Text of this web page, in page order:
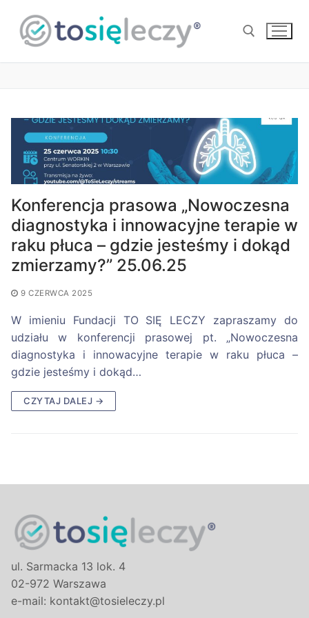
treści
Konferencja prasowa „Nowoczesna
diagnostyka i innowacyjne terapie w
raku płuca – gdzie jesteśmy i dokąd
zmierzamy?” 25.06.25
9 CZERWCA 2025
W imieniu Fundacji TO SIĘ LECZY zapraszamy do
udziału w konferencji prasowej pt. „Nowoczesna
diagnostyka i innowacyjne terapie w raku płuca –
gdzie jesteśmy i dokąd…
CZYTAJ DALEJ →
ul. Sarmacka 13 lok. 4
02-972 Warszawa
e-mail: kontakt@tosieleczy.pl